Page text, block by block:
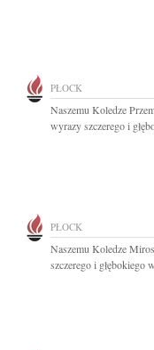
PŁOCK
Naszemu Koledze
wyrazy szczerego i
PŁOCK
Naszemu Koledze
szczerego i głębokiego